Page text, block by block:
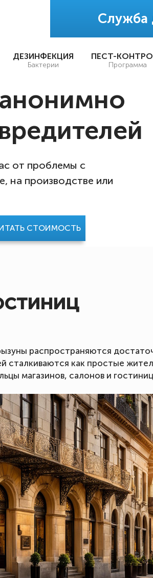
Служба
ДЕЗИНФЕКЦИЯ
Бактерии
ПЕСТ-
Программа
от проблемы с
на производстве или
СТОИМОСТЬ
распространяются
сталкиваются как простые
магазинов, салонов и